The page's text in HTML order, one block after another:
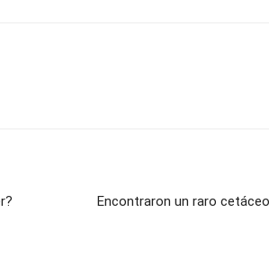
Encontraron un raro